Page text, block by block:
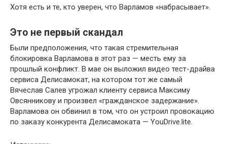
Хотя есть и те, кто уверен, что Варламов «набрасывает».
Это не первый скандал
Были предположения, что такая стремительная
блокировка Варламова в этот раз — месть ему за
прошлый конфликт. В мае он выложил видео тест-драйва
сервиса Делисамокат, на котором тот же самый
Вячеслав Салев угрожал клиенту сервиса Максиму
Овсянникову и произвел «гражданское задержание».
Варламова он обвинил в том, что он устроил провокацию
по заказу конкурента Делисамоката — YouDrive.lite.